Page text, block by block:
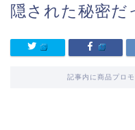
隠された秘密だ
記事内に商品プロ